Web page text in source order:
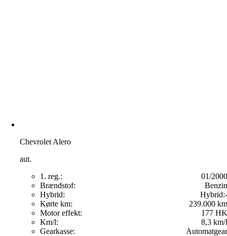
Chevrolet Alero
aut.
1. reg.:
01/2000
Brændstof:
Benzin
Hybrid:
Hybrid:-
Kørte km:
239.000 km
Motor effekt:
177 HK
Km/l:
8,3 km/l
Gearkasse:
Automatgear